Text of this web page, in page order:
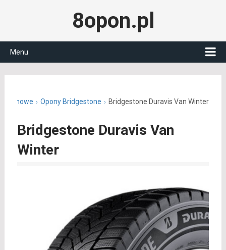
8opon.pl
Menu
zimowe Opony Bridgestone Bridgestone Duravis Van Winter
Bridgestone Duravis Van
Winter